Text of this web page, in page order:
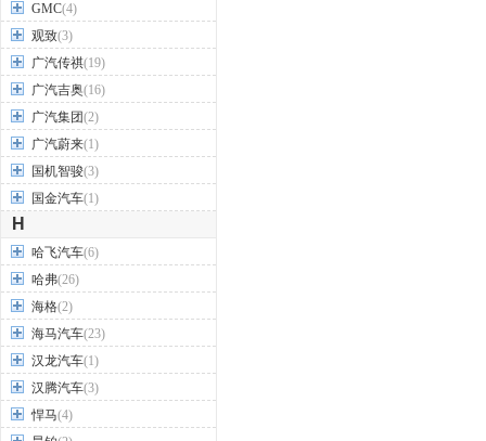
GMC(4)
观致(3)
广汽传祺(19)
广汽吉奥(16)
广汽集团(2)
广汽蔚来(1)
国机智骏(3)
国金汽车(1)
H
哈飞汽车(6)
哈弗(26)
海格(2)
海马汽车(23)
汉龙汽车(1)
汉腾汽车(3)
悍马(4)